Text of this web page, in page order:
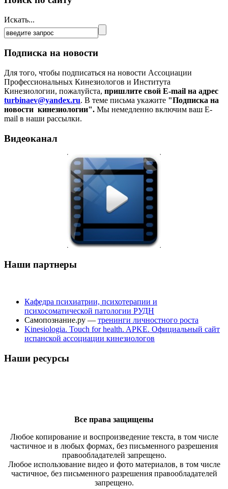
Искать...
Подписка на новости
Для того, чтобы подписаться на новости Ассоциации
Профессиональных Кинезиологов и Института
Кинезиологии, пожалуйста, пришлите свой E-mail на адрес
turbinaev@yandex.ru. В теме письма укажите "Подписка на
новости кинезиологии". Мы немедленно включим ваш E-
mail в наши рассылки.
Видеоканал
Наши партнеры
Кафедра психиатрии, психотерапии и
психосоматической патологии РУДН
Самопознание.ру — тренинги личностного роста
Kinesiologia. Touch for health. APKE. Официальный сайт
испанской ассоциации кинезиологов
Наши ресурсы
Все права защищены
Любое копирование и воспроизведение текста, в том числе
частичное и в любых формах, без письменного разрешения
правообладателей запрещено.
Любое использование видео и фото материалов, в том числе
частичное, без письменного разрешения правообладателей
запрещено.